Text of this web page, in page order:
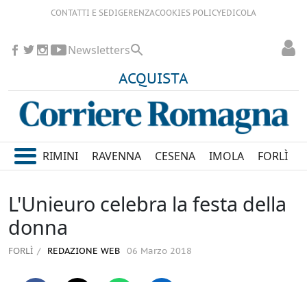
CONTATTI E SEDIGERENZACOOKIES POLICYEDICOLA
ACQUISTA
Newsletters
RIMINI RAVENNA CESENA IMOLA FORLÌ
L'Unieuro celebra la festa della
donna
FORLÌ REDAZIONE WEB 06 Marzo 2018